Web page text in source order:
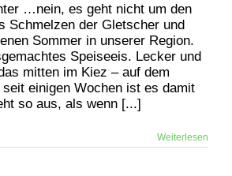
…nein, es geht nicht um den
Schmelzen der Gletscher und
Sommer in unserer Region.
Speiseeis. Lecker und
mitten im Kiez – auf dem
einigen Wochen ist es damit
so aus, als wenn [...]
Weiterlesen